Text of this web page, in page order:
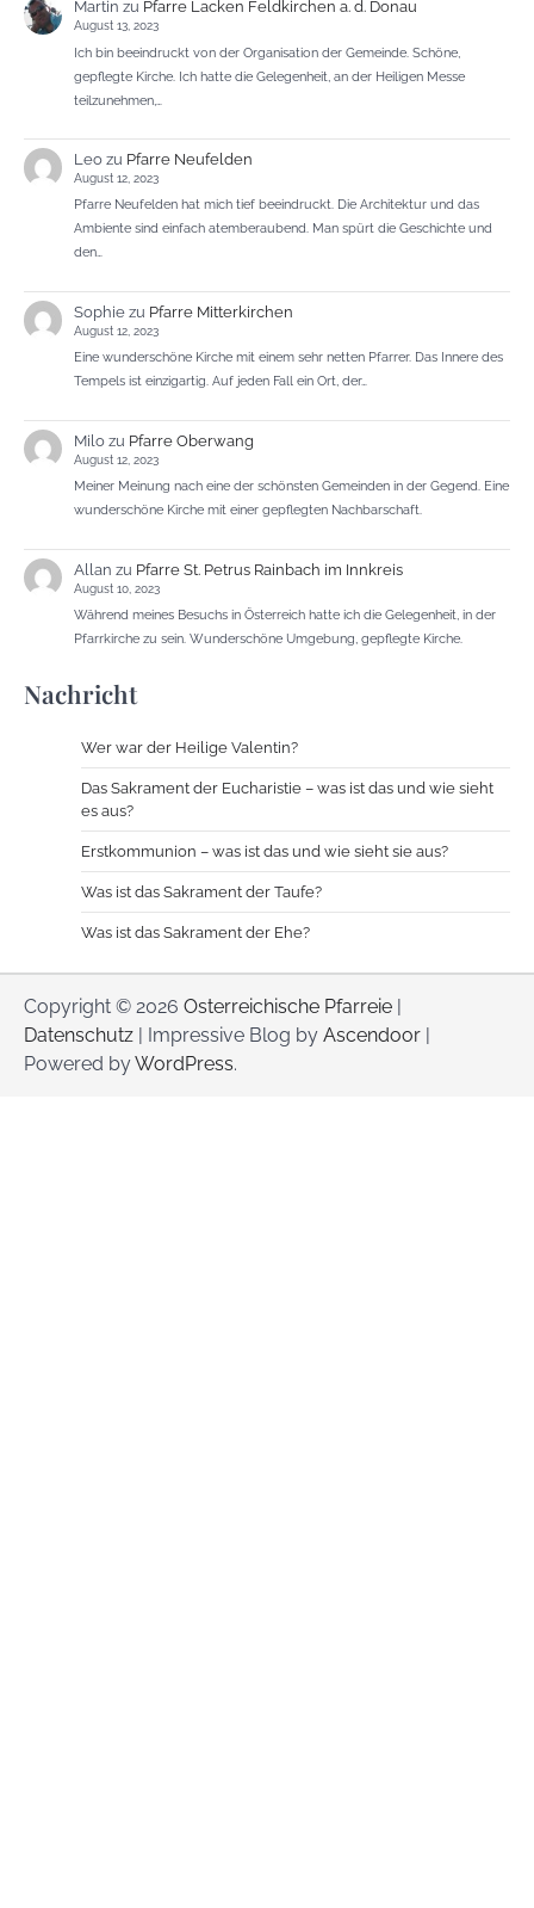
Martin zu Pfarre Lacken Feldkirchen a. d. Donau
August 13, 2023
Ich bin beeindruckt von der Organisation der Gemeinde. Schöne,
gepflegte Kirche. Ich hatte die Gelegenheit, an der Heiligen Messe
teilzunehmen,…
Leozu Pfarre Neufelden
August 12, 2023
Pfarre Neufelden hat mich tief beeindruckt. Die Architektur und das
Ambiente sind einfach atemberaubend. Man spürt die Geschichte und
den…
Sophiezu Pfarre Mitterkirchen
August 12, 2023
Eine wunderschöne Kirche mit einem sehr netten Pfarrer. Das Innere des
Tempels ist einzigartig. Auf jeden Fall ein Ort, der…
Milozu Pfarre Oberwang
August 12, 2023
Meiner Meinung nach eine der schönsten Gemeinden in der Gegend. Eine
wunderschöne Kirche mit einer gepflegten Nachbarschaft.
Allan zu Pfarre St. Petrus Rainbach im Innkreis
August 10, 2023
Während meines Besuchs in Österreich hatte ich die Gelegenheit, in der
Pfarrkirche zu sein. Wunderschöne Umgebung, gepflegte Kirche.
Nachricht
Wer war der Heilige Valentin?
Das Sakrament der Eucharistie – was ist das und wie sieht
es aus?
Erstkommunion – was ist das und wie sieht sie aus?
Was ist das Sakrament der Taufe?
Was ist das Sakrament der Ehe?
Copyright © 2026 Osterreichische Pfarreie |
Datenschutz | Impressive Blog by Ascendoor |
Powered byWordPress.